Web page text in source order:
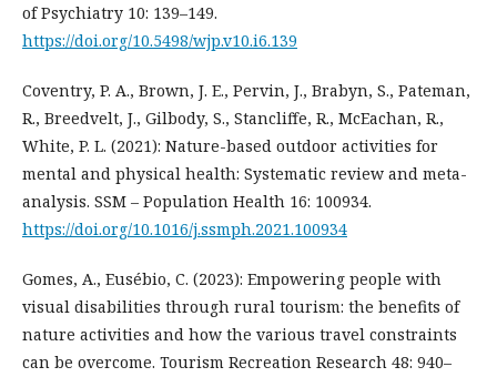
of Psychiatry 10: 139–149.
https://doi.org/10.5498/wjp.v10.i6.139
Coventry, P. A., Brown, J. E., Pervin, J., Brabyn, S., Pateman,
R., Breedvelt, J., Gilbody, S., Stancliffe, R., McEachan, R.,
White, P. L. (2021): Nature-based outdoor activities for
mental and physical health: Systematic review and meta-
analysis. SSM – Population Health 16: 100934.
https://doi.org/10.1016/j.ssmph.2021.100934
Gomes, A., Eusébio, C. (2023): Empowering people with
visual disabilities through rural tourism: the benefits of
nature activities and how the various travel constraints
can be overcome. Tourism Recreation Research 48: 940–